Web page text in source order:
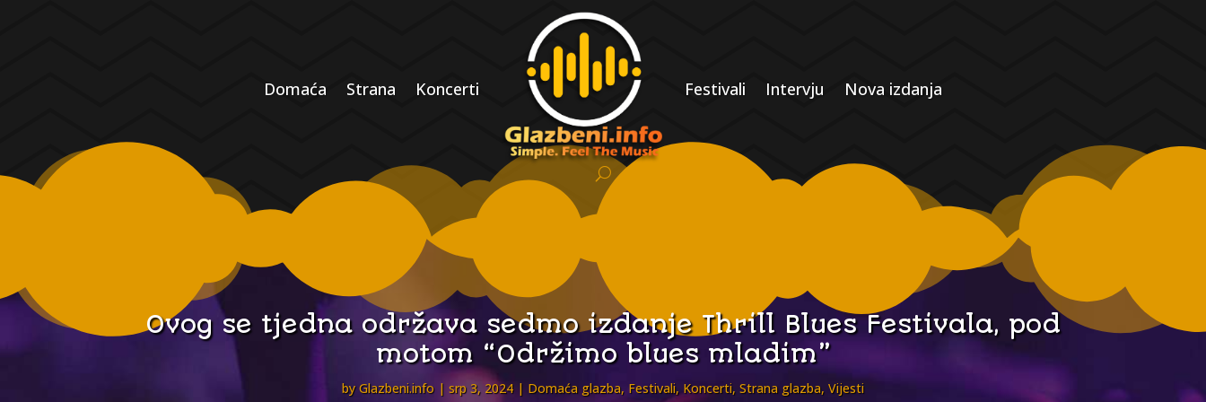
Domaća Strana Koncerti Festivali Intervju Nova izdanja
Ovog se tjedna održava sedmo izdanje Thrill Blues Festivala, pod
motom “Održimo blues mladim”
byGlazbeni.info srp 3, 2024 Domaća glazba, Festivali, Koncerti, Strana glazba, Vijesti